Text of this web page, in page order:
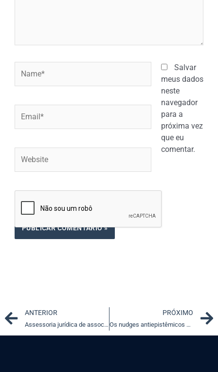
Salvar
meus dados
neste
navegador
para a
próxima vez
que eu
comentar.
Prev
ANTERIOR
Assessoria jurídica de associação de moradores é limitada
PRÓXIMO
Os nudges antiepistêmicos da delação: entender para reformar